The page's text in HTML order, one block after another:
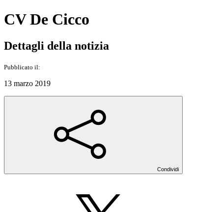
CV De Cicco
Dettagli della notizia
Pubblicato il:
13 marzo 2019
Condividi